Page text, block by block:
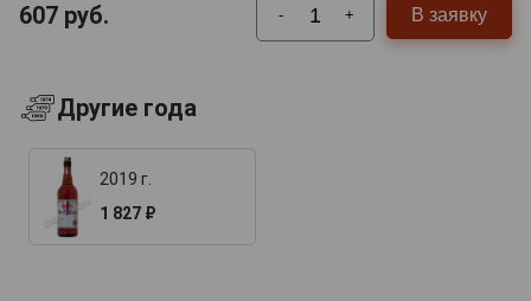
607 руб. - + В заявку
Другие года
2019 г.
1 827 ₽